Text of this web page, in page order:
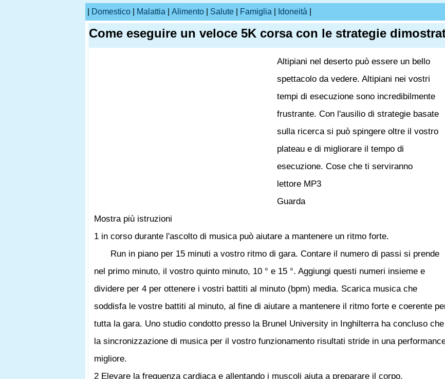
Domestico Malattia Alimento Salute Famiglia Idoneità
Come eseguire un veloce 5K corsa con le strategie
Altipiani nel deserto può essere un bello
spettacolo da vedere. Altipiani nei vostri
tempi di esecuzione sono incredibilmente
frustrante. Con l'ausilio di strategie basate
sulla ricerca si può spingere oltre il vostro
plateau e di migliorare il tempo di
esecuzione. Cose che ti serviranno
lettore MP3
Guarda
Mostra più istruzioni
1 in corso durante l'ascolto di musica può aiutare a mantenere un ritmo forte.
Run in piano per 15 minuti a vostro ritmo di gara. Contare il numero di passi si prende
nel primo minuto, il vostro quinto minuto, 10 ° e 15 °. Aggiungi questi numeri insieme e
dividere per 4 per ottenere i vostri battiti al minuto (bpm) media. Scarica musica che
soddisfa le vostre battiti al minuto, al fine di aiutare a mantenere il ritmo forte e coerente
tutta la gara. Uno studio condotto presso la Brunel University in Inghilterra ha concluso che
la sincronizzazione di musica per il vostro funzionamento risultati stride in una
migliore.
2 Elevare la frequenza cardiaca e allentando i muscoli aiuta a preparare il corpo.